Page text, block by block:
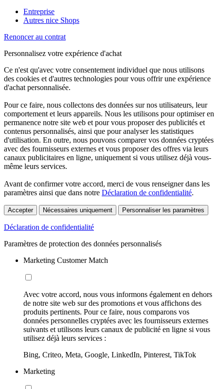
Entreprise
Autres nice Shops
Renoncer au contrat
Personnalisez votre expérience d'achat
Ce n'est qu'avec votre consentement individuel que nous utilisons
des cookies et d'autres technologies pour vous offrir une expérience
d'achat personnalisée.
Pour ce faire, nous collectons des données sur nos utilisateurs, leur
comportement et leurs appareils. Nous les utilisons pour optimiser en
permanence notre site web et pour vous proposer des publicités et
contenus personnalisés, ainsi que pour analyser les statistiques
d'utilisation. En outre, nous pouvons comparer vos données cryptées
avec des fournisseurs externes et vous proposer des offres via leurs
canaux publicitaires en ligne, uniquement si vous utilisez déjà vous-
même leurs services.
Avant de confirmer votre accord, merci de vous renseigner dans les
paramètres ainsi que dans notre Déclaration de confidentialité.
Accepter Nécessaires uniquement Personnaliser les paramètres
Déclaration de confidentialité
Paramètres de protection des données personnalisés
Marketing Customer Match
Avec votre accord, nous vous informons également en dehors
de notre site web sur des promotions et vous affichons des
produits pertinents. Pour ce faire, nous comparons vos
données personnelles cryptées avec les fournisseurs externes
suivants et utilisons leurs canaux de publicité en ligne si vous
utilisez déjà leurs services :
Bing, Criteo, Meta, Google, LinkedIn, Pinterest, TikTok
Marketing